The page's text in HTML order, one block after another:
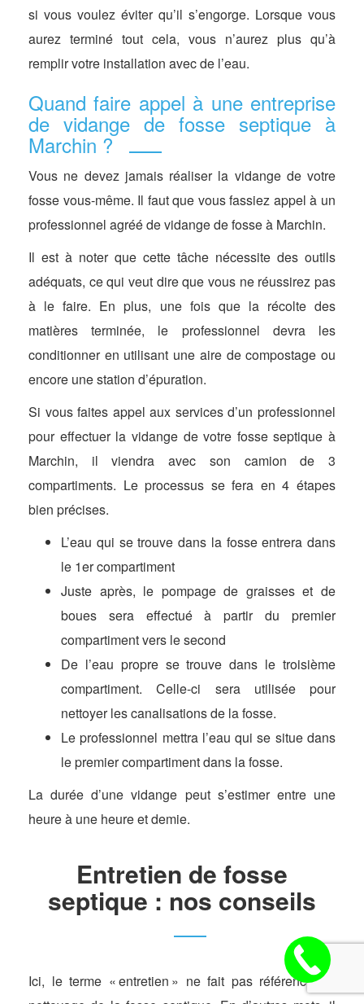
si vous voulez éviter qu’il s’engorge. Lorsque vous
aurez terminé tout cela, vous n’aurez plus qu’à
remplir votre installation avec de l’eau.
Quand faire appel à une entreprise
de vidange de fosse septique à
Marchin ?
Vous ne devez jamais réaliser la vidange de votre
fosse vous-même. Il faut que vous fassiez appel à un
professionnel agréé de vidange de fosse à Marchin.
Il est à noter que cette tâche nécessite des outils
adéquats, ce qui veut dire que vous ne réussirez pas
à le faire. En plus, une fois que la récolte des
matières terminée, le professionnel devra les
conditionner en utilisant une aire de compostage ou
encore une station d’épuration.
Si vous faites appel aux services d’un professionnel
pour effectuer la vidange de votre fosse septique à
Marchin, il viendra avec son camion de 3
compartiments. Le processus se fera en 4 étapes
bien précises.
L’eau qui se trouve dans la fosse entrera dans
le 1er compartiment
Juste après, le pompage de graisses et de
boues sera effectué à partir du premier
compartiment vers le second
De l’eau propre se trouve dans le troisième
compartiment. Celle-ci sera utilisée pour
nettoyer les canalisations de la fosse.
Le professionnel mettra l’eau qui se situe dans
le premier compartiment dans la fosse.
La durée d’une vidange peut s’estimer entre une
heure à une heure et demie.
Entretien de fosse
septique : nos conseils
Ici, le terme « entretien » ne fait pas référence au